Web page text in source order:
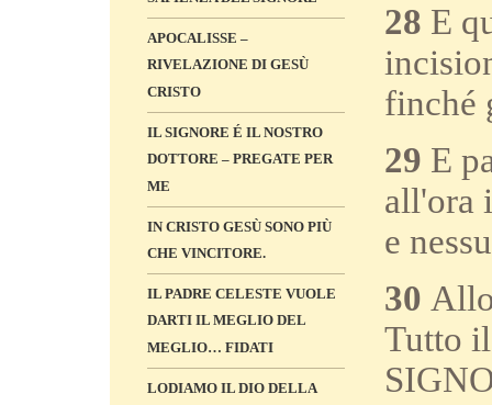
APOCALISSE –
RIVELAZIONE DI GESÙ
CRISTO
IL SIGNORE É IL NOSTRO
DOTTORE – PREGATE PER
ME
IN CRISTO GESÙ SONO PIÙ
CHE VINCITORE.
IL PADRE CELESTE VUOLE
DARTI IL MEGLIO DEL
MEGLIO… FIDATI
LODIAMO IL DIO DELLA
28 E
finché
29 E
all'ora
e
30
Tutto